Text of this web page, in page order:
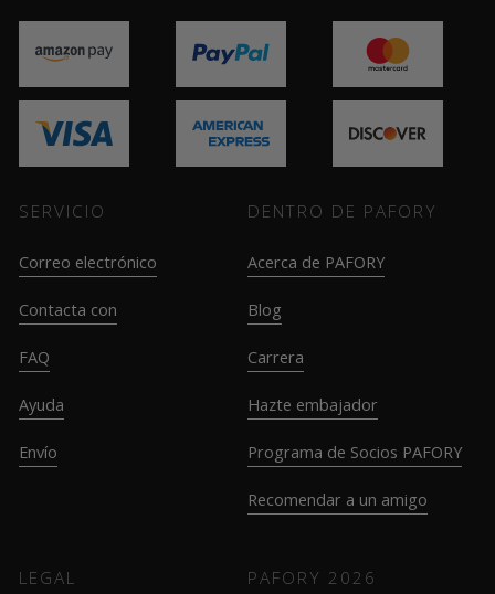
SERVICIO
Correo electrónico
Contacta con
FAQ
Ayuda
Envío
DENTRO DE PAFORY
Acerca de PAFORY
Blog
Carrera
Hazte embajador
Programa de Socios PAFORY
Recomendar a un amigo
LEGAL PAFORY 2026